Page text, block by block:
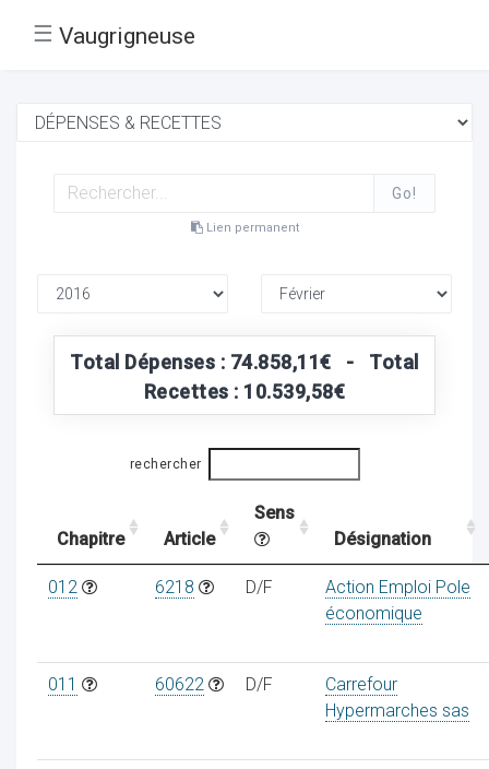
☰ Vaugrigneuse
Go!
Lien permanent
Total Dépenses : 74.858,11€ - Total
Recettes : 10.539,58€
rechercher
Chapitre Article
Sens
Désignation
012 6218 D/F
Action Emploi Pole
économique
011 60622 D/F
Carrefour
Hypermarches sas